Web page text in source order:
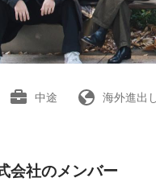
中途 海外進出
会社のメンバー